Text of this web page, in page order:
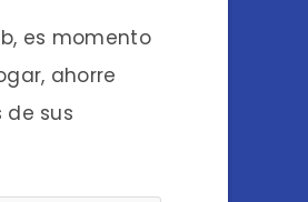
es momento
ahorre
sus